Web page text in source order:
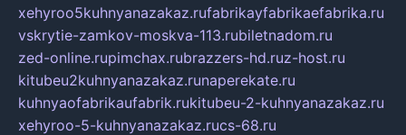
xehyroo5kuhnyanazakaz.rufabrikayfabrikaefabrika.ru
vskrytie-zamkov-moskva-113.rubiletnadom.ru
zed-online.rupimchax.rubrazzers-hd.ruz-host.ru
kitubeu2kuhnyanazakaz.runaperekate.ru
kuhnyaofabrikaufabrik.rukitubeu-2-kuhnyanazakaz.ru
xehyroo-5-kuhnyanazakaz.rucs-68.ru